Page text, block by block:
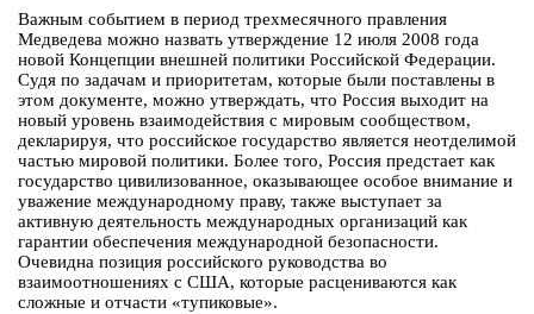
Важным событием в период трехмесячного правления
Медведева можно назвать утверждение 12 июля 2008 года
новой Концепции внешней политики Российской Федерации.
Судя по задачам и приоритетам, которые были поставлены в
этом документе, можно утверждать, что Россия выходит на
новый уровень взаимодействия с мировым сообществом,
декларируя, что российское государство является неотделимой
частью мировой политики. Более того, Россия предстает как
государство цивилизованное, оказывающее особое внимание и
уважение международному праву, также выступает за
активную деятельность международных организаций как
гарантии обеспечения международной безопасности.
Очевидна позиция российского руководства во
взаимоотношениях с США, которые расцениваются как
сложные и отчасти «тупиковые».